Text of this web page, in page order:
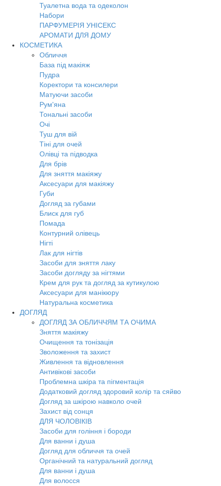
Туалетна вода та одеколон
Набори
ПАРФУМЕРІЯ УНІСЕКС
АРОМАТИ ДЛЯ ДОМУ
КОСМЕТИКА
Обличчя
База під макіяж
Пудра
Коректори та консилери
Матуючи засоби
Рум'яна
Тональні засоби
Очі
Туш для вій
Тіні для очей
Олівці та підводка
Для брів
Для зняття макіяжу
Аксесуари для макіяжу
Губи
Догляд за губами
Блиск для губ
Помада
Контурний олівець
Нігті
Лак для нігтів
Засоби для зняття лаку
Засоби догляду за нігтями
Крем для рук та догляд за кутикулою
Аксесуари для манікюру
Натуральна косметика
ДОГЛЯД
ДОГЛЯД ЗА ОБЛИЧЧЯМ ТА ОЧИМА
Зняття макіяжу
Очищення та тонізація
Зволоження та захист
Живлення та відновлення
Антивікові засоби
Проблемна шкіра та пігментація
Додатковий догляд здоровий колір та сяйво
Догляд за шкірою навколо очей
Захист від сонця
ДЛЯ ЧОЛОВІКІВ
Засоби для гоління і бороди
Для ванни і душа
Догляд для обличчя та очей
Органічний та натуральний догляд
Для ванни і душа
Для волосся